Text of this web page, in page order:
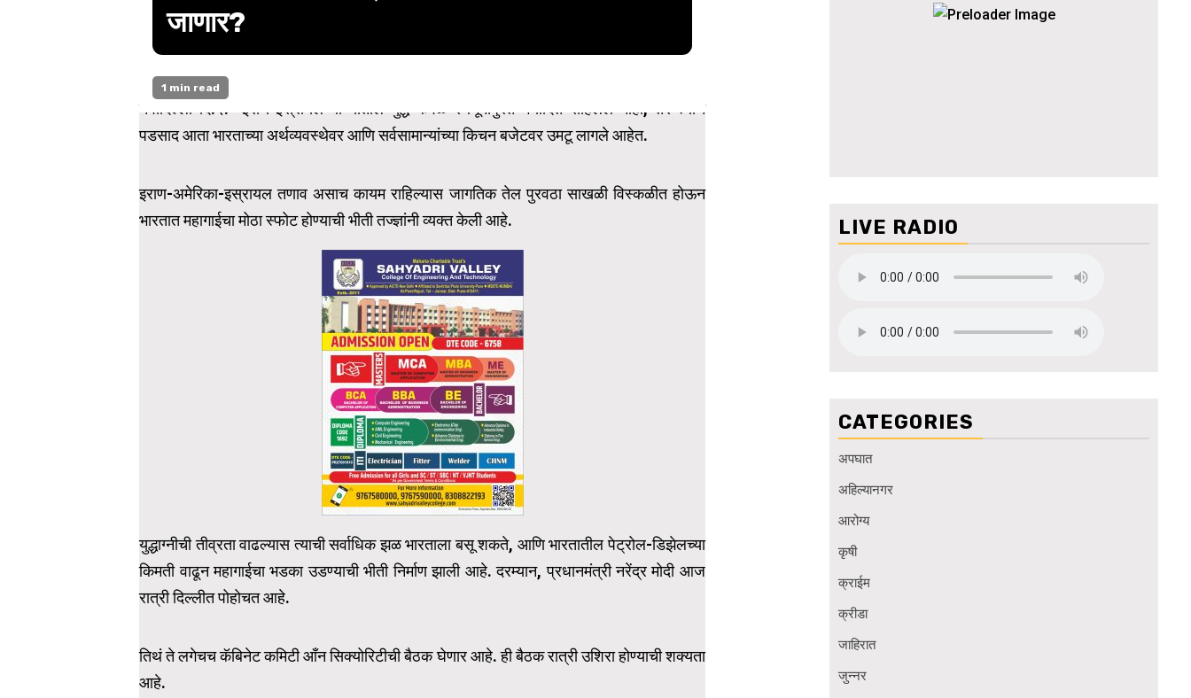
जाणार?
1 min read
नवीदिल्ली दि.२:- इराण-इस्रायल यांच्यातील युद्ध केवळ रणभूमीपुरते मर्यादित राहिलेले नाही, तर त्याचे
पडसाद आता भारताच्या अर्थव्यवस्थेवर आणि सर्वसामान्यांच्या किचन बजेटवर उमटू लागले आहेत.
इराण-अमेरिका-इस्रायल तणाव असाच कायम राहिल्यास जागतिक तेल पुरवठा साखळी विस्कळीत होऊन
भारतात महागाईचा मोठा स्फोट होण्याची भीती तज्ज्ञांनी व्यक्त केली आहे.
युद्धाग्नीची तीव्रता वाढल्यास त्याची सर्वाधिक झळ भारताला बसू शकते, आणि भारतातील पेट्रोल-डिझेलच्या
किमती वाढून महागाईचा भडका उडण्याची भीती निर्माण झाली आहे. दरम्यान, प्रधानमंत्री नरेंद्र मोदी आज
रात्री दिल्लीत पोहोचत आहे.
तिथं ते लगेचच कॅबिनेट कमिटी आँन सिक्योरिटीची बैठक घेणार आहे. ही बैठक रात्री उशिरा होण्याची शक्यता
आहे.
LIVE RADIO
CATEGORIES
अपघात
अहिल्यानगर
आरोग्य
कृषी
क्राईम
क्रीडा
जाहिरात
जुन्नर